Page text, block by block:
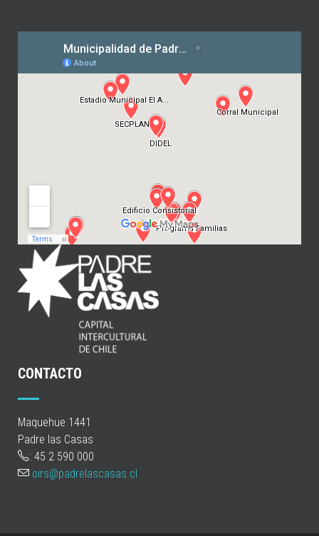
CONTACTO
Maquehue 1441
Padre las Casas
: 45 2 590 000
oirs@padrelascasas.cl